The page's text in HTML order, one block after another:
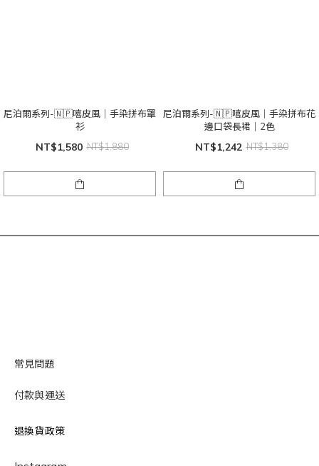
尼泊爾系列-🇳🇵嘻皮風｜手染拼布罩
衫
NT$1,580 NT$1,880
尼泊爾系列-🇳🇵嘻皮風｜手染拼布花
邊口袋長裙｜2色
NT$1,242 NT$1,380
常見問題
付款與運送
退換貨政策